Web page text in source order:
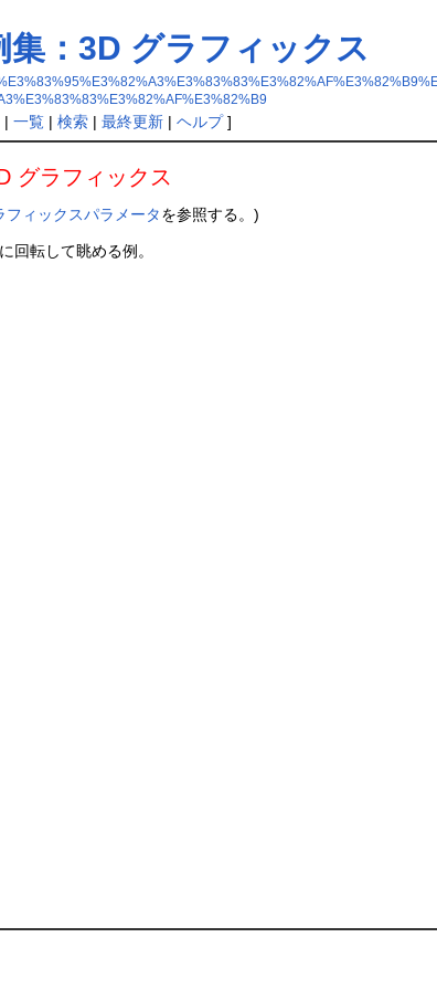
：3D グラフィックス
| 一覧| 検索| 最終更新| ヘルプ]
グラフィックス
フィックスパラメータを参照する。)
回転して眺める例。